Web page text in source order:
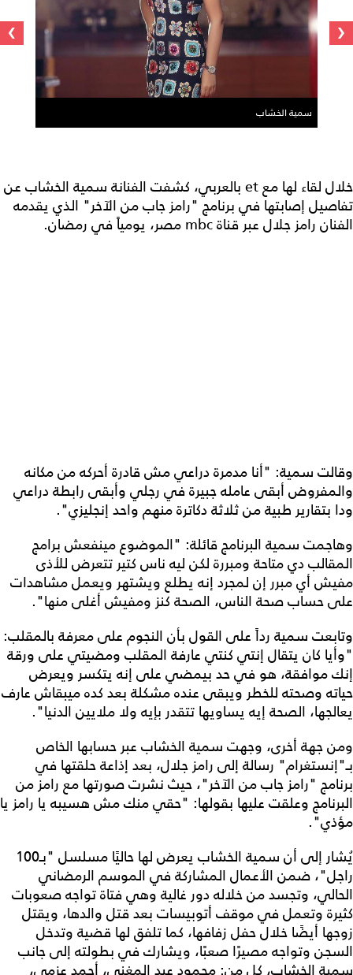
سمية الخشاب
‹
›
خلال لقاء لها مع et بالعربي، كشفت الفنانة سمية الخشاب عن
تفاصيل إصابتها في برنامج "رامز جاب من الآخر" الذي يقدمه
الفنان رامز جلال عبر قناة mbc مصر، يومياً في رمضان.
وقالت سمية: "أنا مدمرة دراعي مش قادرة أحركه من مكانه
والمفروض أبقى عامله جبيرة في رجلي وأبقى رابطة دراعي
ودا بتقارير طبية من ثلاثة دكاترة منهم واحد إنجليزي".
وهاجمت سمية البرنامج قائلة: "الموضوع مينفعش برامج
المقالب دي متاحة ومبررة لكن ليه ناس كتير تتعرض للأذى
مفيش أي مبرر إن لمجرد إنه يطلع ويشتهر ويعمل مشاهدات
على حساب صحة الناس، الصحة كنز ومفيش أغلى منها".
وتابعت سمية رداً على القول بأن النجوم على معرفة بالمقلب:
"وأيا كان يتقال إنتي كنتي عارفة المقلب ومضيتي على ورقة
إنك موافقة، هو في حد بيمضي على إنه يتكسر ويعرض
حياته وصحته للخطر ويبقى عنده مشكلة بعد كده ميبقاش عارف
يعالجها، الصحة إيه يساويها تتقدر بإيه ولا ملايين الدنيا".
ومن جهة أخرى، وجهت سمية الخشاب عبر حسابها الخاص
بـ"إنستغرام" رسالة إلى رامز جلال، بعد إذاعة حلقتها في
برنامج "رامز جاب من الآخر"، حيث نشرت صورتها مع رامز من
البرنامج وعلقت عليها بقولها: "حقي منك مش هسيبه يا رامز يا
مؤذي".
يُشار إلى أن سمية الخشاب يعرض لها حاليًا مسلسل "بـ100
راجل"، ضمن الأعمال المشاركة في الموسم الرمضاني
الحالي، وتجسد من خلاله دور غالية وهي فتاة تواجه صعوبات
كثيرة وتعمل في موقف أتوبيسات بعد قتل والدها، ويقتل
زوجها أيضًا خلال حفل زفافها، كما تلفق لها قضية وتدخل
السجن وتواجه مصيرًا صعبًا، ويشارك في بطولته إلى جانب
سمية الخشاب، كل من: محمود عبد المغني، أحمد عزمي،